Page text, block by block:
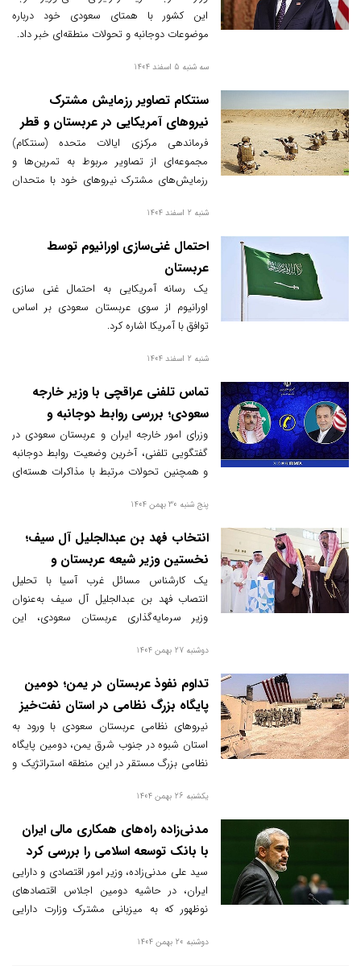
این کشور با همتای سعودی خود درباره
موضوعات دوجانبه و تحولات منطقه‌ای خبر داد.
سه شنبه 5 اسفند 1404
سنتکام تصاویر رزمایش مشترک
نیروهای آمریکایی در عربستان و قطر
را منتشر کرد
فرماندهی مرکزی ایالات متحده (سنتکام)
مجموعه‌ای از تصاویر مربوط به تمرین‌ها و
رزمایش‌های مشترک نیروهای خود با متحدان
اوایل فوریه انجام شد، منتشر نمود.
شنبه 2 اسفند 1404
احتمال غنی‌سازی اورانیوم توسط
عربستان
یک رسانه آمریکایی به احتمال غنی سازی
اورانیوم از سوی عربستان سعودی بر اساس
توافق با آمریکا اشاره کرد.
شنبه 2 اسفند 1404
تماس تلفنی عراقچی با وزیر خارجه
سعودی؛ بررسی روابط دوجانبه و
آخرین تحولات هسته‌ای
وزرای امور خارجه ایران و عربستان سعودی در
گفتگویی تلفنی، آخرین وضعیت روابط دوجانبه
و همچنین تحولات مرتبط با مذاکرات هسته‌ای
پنج شنبه 30 بهمن 1404
انتخاب فهد بن عبدالجلیل آل سیف؛
نخستین وزیر شیعه عربستان و
پیام‌های سیاسی آن
یک کارشناس مسائل غرب آسیا با تحلیل
انتصاب فهد بن عبدالجلیل آل سیف به‌عنوان
وزیر سرمایه‌گذاری عربستان سعودی، این
اقتصادی دانست. او تأکید کرد که این اقدام
رویکردهای عربستان در قبال اقلیت‌ها باشد.
دوشنبه 27 بهمن 1404
تداوم نفوذ عربستان در یمن؛ دومین
پایگاه بزرگ نظامی در استان نفت‌خیز
شبوه تحویل شد
نیروهای نظامی عربستان سعودی با ورود به
استان شبوه در جنوب شرق یمن، دومین پایگاه
نظامی بزرگ مستقر در این منطقه استراتژیک و
تحکیم مواضع ائتلاف در مناطق جنوبی یمن
یکشنبه 26 بهمن 1404
مدنی‌زاده راه‌های همکاری مالی ایران
با بانک توسعه اسلامی را بررسی کرد
سید علی مدنی‌زاده، وزیر امور اقتصادی و دارایی
ایران، در حاشیه دومین اجلاس اقتصادهای
نوظهور که به میزبانی مشترک وزارت دارایی
محمد الجاسر، رئیس بانک توسعه اسلامی دیدار
دوشنبه 20 بهمن 1404